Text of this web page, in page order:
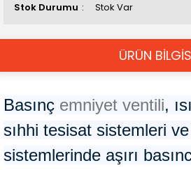
Stok Durumu Stok Var
ÜRÜN
Basınç emniyet ventili,
sıhhi tesisat sistemleri
sistemlerinde aşırı